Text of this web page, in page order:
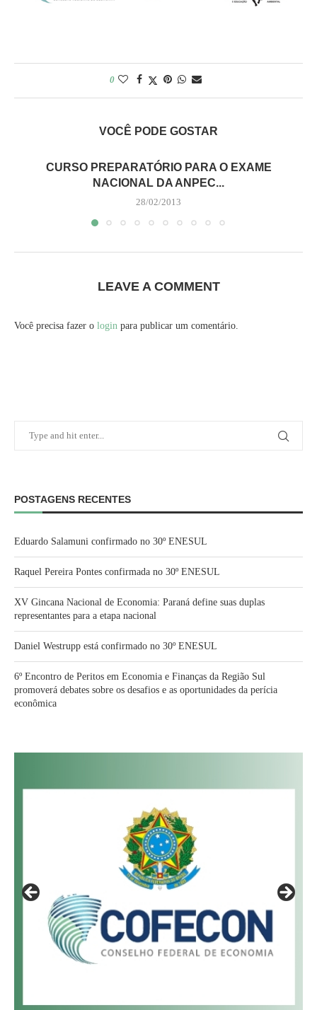
0
VOCÊ PODE GOSTAR
CURSO PREPARATÓRIO PARA O EXAME
NACIONAL DA ANPEC...
28/02/2013
LEAVE A COMMENT
Você precisa fazer o login para publicar um comentário.
POSTAGENS RECENTES
Eduardo Salamuni confirmado no 30º ENESUL
Raquel Pereira Pontes confirmada no 30º ENESUL
XV Gincana Nacional de Economia: Paraná define suas duplas
representantes para a etapa nacional
Daniel Westrupp está confirmado no 30º ENESUL
6º Encontro de Peritos em Economia e Finanças da Região Sul
promoverá debates sobre os desafios e as oportunidades da perícia
econômica